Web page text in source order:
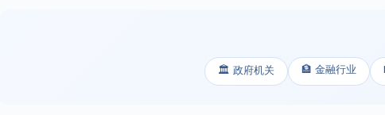
🏛️ 政府机关 🏦 金融行业